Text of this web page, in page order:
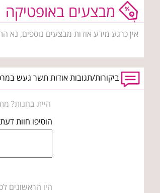
מבצעים
אין כרגע מידע אודות מבצעים נוספים, נא
ביקורות/תגובות אודות תשר געש
היית בחנות?
הוסיפו חוות דעת
היו הראשונים